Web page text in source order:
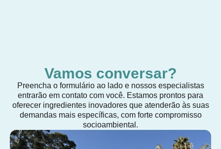
Vamos conversar?
Preencha o formulário ao lado e nossos especialistas
entrarão em contato com você. Estamos prontos para
oferecer ingredientes inovadores que atenderão às suas
demandas mais específicas, com forte compromisso
socioambiental.